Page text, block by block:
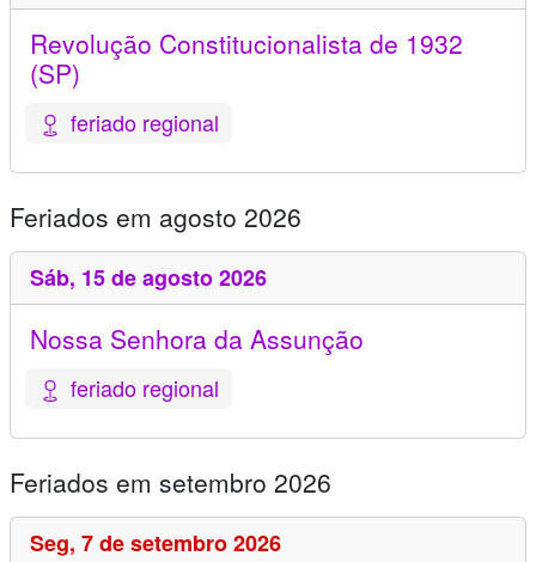
Revolução Constitucionalista de 1932
(SP)
feriado regional
Feriados em agosto 2026
Sáb, 15 de agosto 2026
Nossa Senhora da Assunção
feriado regional
Feriados em setembro 2026
Seg, 7 de setembro 2026